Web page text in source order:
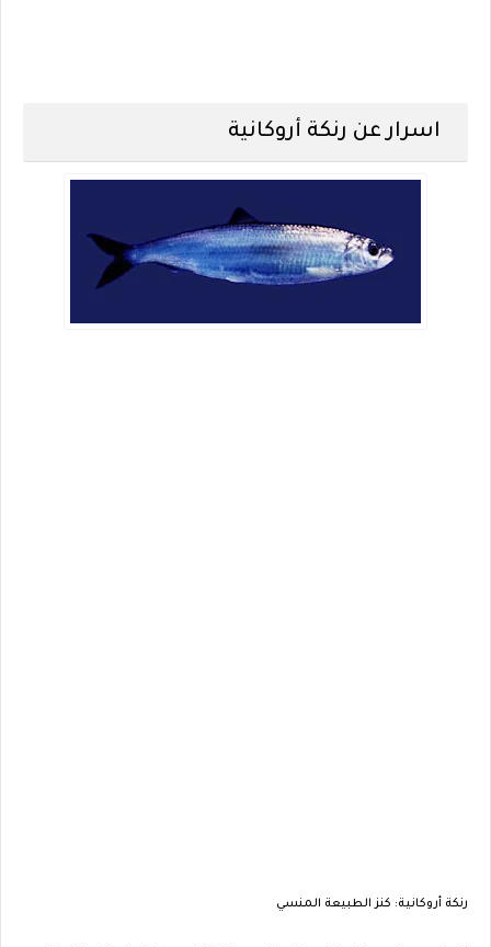
اسرار عن رنكة أروكانية
رنكة أروكانية: كنز الطبيعة المنسي